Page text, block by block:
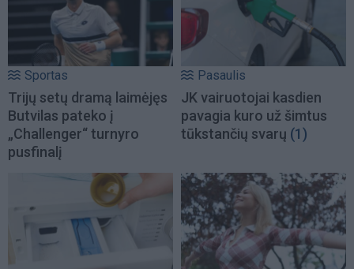
Sportas
Trijų setų dramą laimėjęs
Butvilas pateko į
„Challenger“ turnyro
pusfinalį
Pasaulis
JK vairuotojai kasdien
pavagia kuro už šimtus
tūkstančių svarų (1)